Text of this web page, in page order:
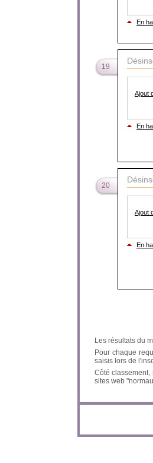
En
19
Ajout
En
20
Ajout
En
Les résultats du
Pour chaque
saisis lors de
Côté
sites web